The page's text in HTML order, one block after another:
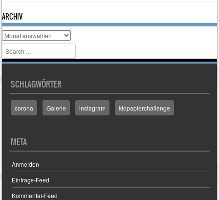
ARCHIV
Archiv
Search
SCHLAGWÖRTER
corona Galerie instagram klopapierchallenge
META
Anmelden
Eintrags-Feed
Kommentar-Feed